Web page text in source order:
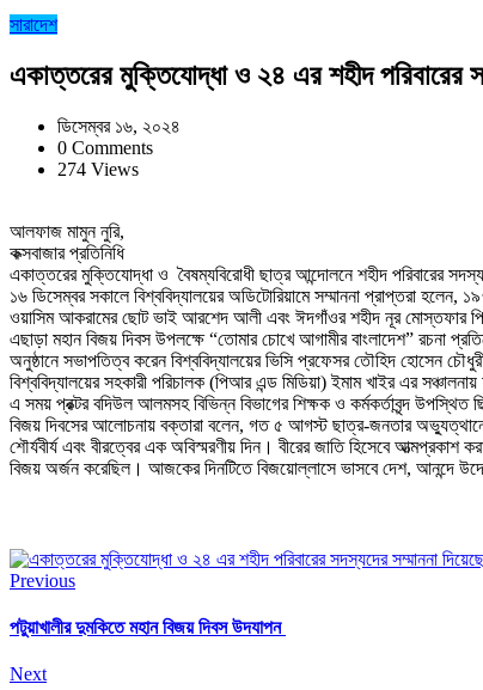
সারাদেশ
একাত্তরের মুক্তিযোদ্ধা ও ২৪ এর শহীদ পরিবারের
ডিসেম্বর ১৬, ২০২৪
0 Comments
274 Views
আলফাজ মামুন নুরি,
কক্সবাজার প্রতিনিধি
একাত্তরের মুক্তিযোদ্ধা ও বৈষম্যবিরোধী ছাত্র আন্দোলনে শহীদ পরিবারের
১৬ ডিসেম্বর সকালে বিশ্ববিদ্যালয়ের অডিটোরিয়ামে সম্মাননা প্রাপ্তরা হলেন,
ওয়াসিম আকরামের ছোট ভাই আরশেদ আলী এবং ঈদগাঁওর শহীদ নূর মোস্তফার
এছাড়া মহান বিজয় দিবস উপলক্ষে “তোমার চোখে আগামীর বাংলাদেশ” রচনা
অনুষ্ঠানে সভাপতিত্ব করেন বিশ্ববিদ্যালয়ের ভিসি প্রফেসর তৌহিদ হোসেন
বিশ্ববিদ্যালয়ের সহকারী পরিচালক (পিআর এন্ড মিডিয়া) ইমাম খাইর এর
এ সময় প্রক্টর বদিউল আলমসহ বিভিন্ন বিভাগের শিক্ষক ও কর্মকর্তাবৃন্দ উপস্থিত
বিজয় দিবসের আলোচনায় বক্তারা বলেন, গত ৫ আগস্ট ছাত্র-জনতার
শৌর্যবীর্য এবং বীরত্বের এক অবিস্মরণীয় দিন। বীরের জাতি হিসেবে আত্মপ্রকাশ
বিজয় অর্জন করেছিল। আজকের দিনটিতে বিজয়োল্লাসে ভাসবে দেশ, আনন্দে
Previous
পটুয়াখালীর দুমকিতে মহান বিজয় দিবস উদযাপন
Next